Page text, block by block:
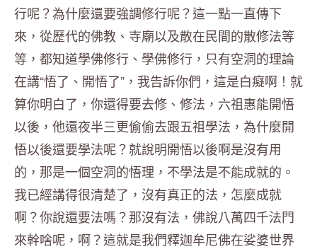
行呢？為什麼還要強調修行呢？這一點一直傳下
來，從歷代的佛教、寺廟以及散在民間的散修法等
等，都知道學佛修行、學佛修行，只有空洞的理論
在講“悟了、開悟了”，我告訴你們，這是白癡啊！就
算你明白了，你還得要去修、修法，六祖惠能開悟
以後，他還夜半三更偷偷去跟五祖學法，為什麼開
悟以後還要學法呢？就說明開悟以後啊是沒有用
的，那是一個空洞的悟理，不學法是不能成就的。
我已經講得很清楚了，沒有真正的法，怎麼成就
啊？你說還要法嗎？那沒有法，佛說八萬四千法門
來幹啥呢，啊？這就是我們釋迦牟尼佛在娑婆世界